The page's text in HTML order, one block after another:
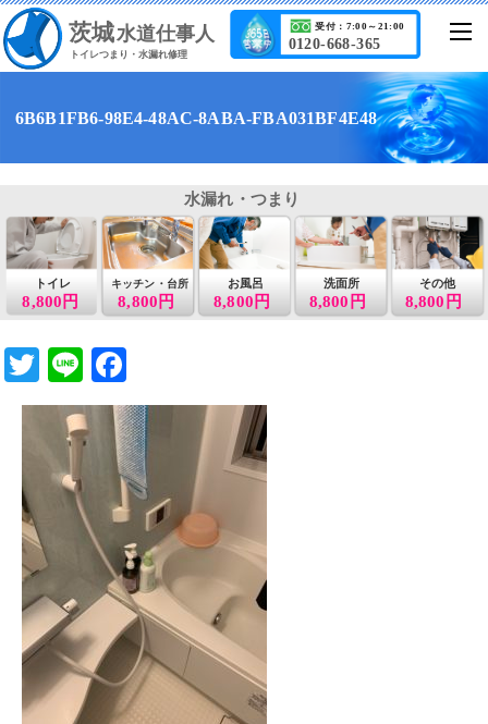
茨城水道仕事人
トイレつまり・水漏れ修理
0120-668-365
受付：7:00～21:00
6B6B1FB6-98E4-48AC-8ABA-FBA031BF4E48
8,800円
トイレ
8,800円
キッチン・台所 お風呂
8,800円
洗面所
8,800円
その他
8,800円
水漏れ・つまり
T
wi
er
Li
n
e
a
c
e
b
o
o
k